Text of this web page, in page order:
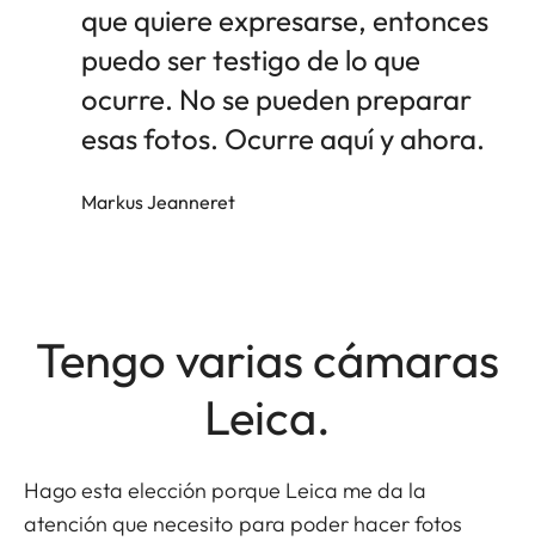
que quiere expresarse, entonces
puedo ser testigo de lo que
ocurre. No se pueden preparar
esas fotos. Ocurre aquí y ahora.
Markus Jeanneret
Tengo varias cámaras
Leica.
Hago esta elección porque Leica me da la
atención que necesito para poder hacer fotos